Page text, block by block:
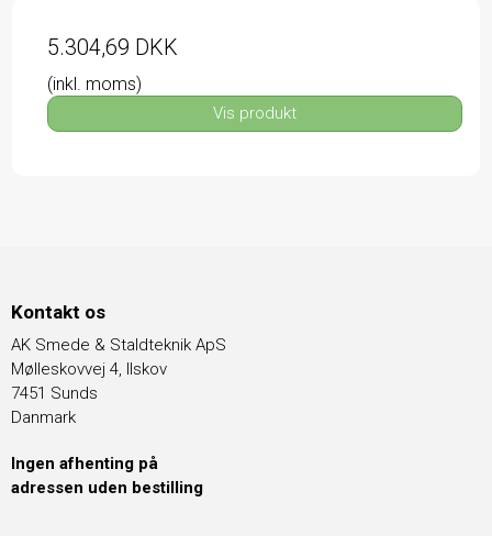
5.304,69 DKK
(inkl. moms)
Vis produkt
Kontakt os
AK Smede & Staldteknik ApS
Mølleskovvej 4, Ilskov
7451 Sunds
Danmark
Ingen afhenting på
adressen uden bestilling